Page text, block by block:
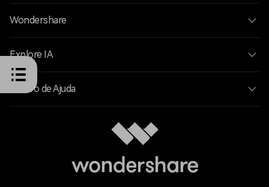
Wondershare
Explore IA
Centro de Ajuda